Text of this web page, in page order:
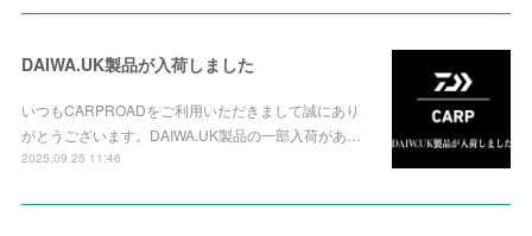
DAIWA.UK製品が入荷しました
いつもCARPROADをご利用いただきまして誠にあり
がとうございます。DAIWA.UK製品の一部入荷があ…
2025.09.25 11:46